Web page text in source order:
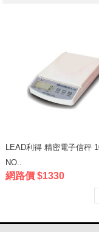
LEAD利得 精密電子信秤
NO..
網路價 $1330